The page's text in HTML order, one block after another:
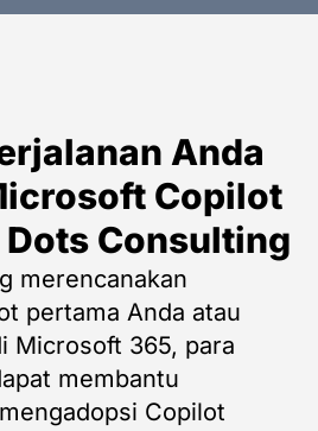
Anda
Copilot
Consulting
merencanakan
pertama Anda atau
Microsoft 365, para
membantu
Copilot